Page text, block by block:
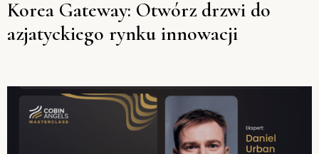
Korea Gateway: Otwórz drzwi do
azjatyckiego rynku innowacji